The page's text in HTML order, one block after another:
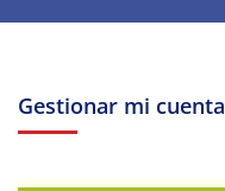
Gestionar mi cuenta